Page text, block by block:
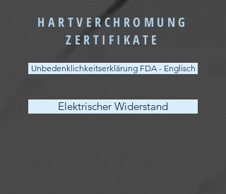
HARTVERCHROMUNG
ZERTIFIKATE
Unbedenklichkeitserklärung FDA - Englisch
Elektrischer Widerstand